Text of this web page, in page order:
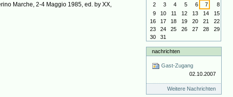
Marche, 2-4 Maggio 1985, ed. by XX,
2
3 4 5 6 7
8
9
10 11 12 13 14
15
16
17 18 19 20 21
22
23
24 25 26 27 28
29
30
31
nachrichten
Gast-Zugang
02.10.2007
Weitere Nachrichten